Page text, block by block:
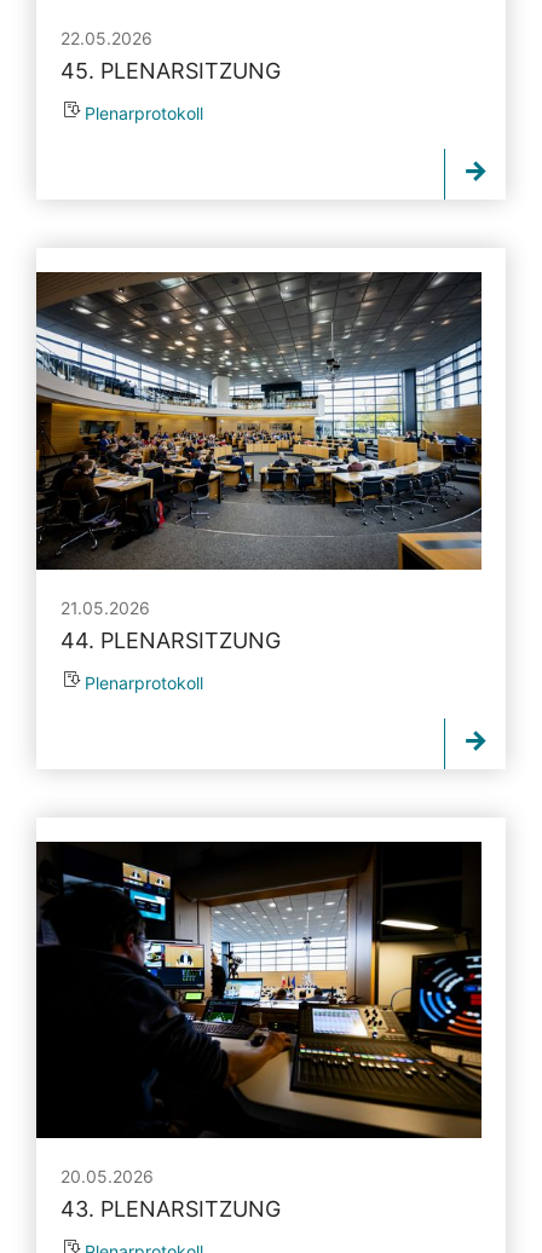
22.05.2026
45. PLENARSITZUNG
Plenarprotokoll
21.05.2026
44. PLENARSITZUNG
Plenarprotokoll
20.05.2026
43. PLENARSITZUNG